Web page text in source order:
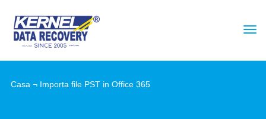
Casa ¬ Importa file PST in Office 365